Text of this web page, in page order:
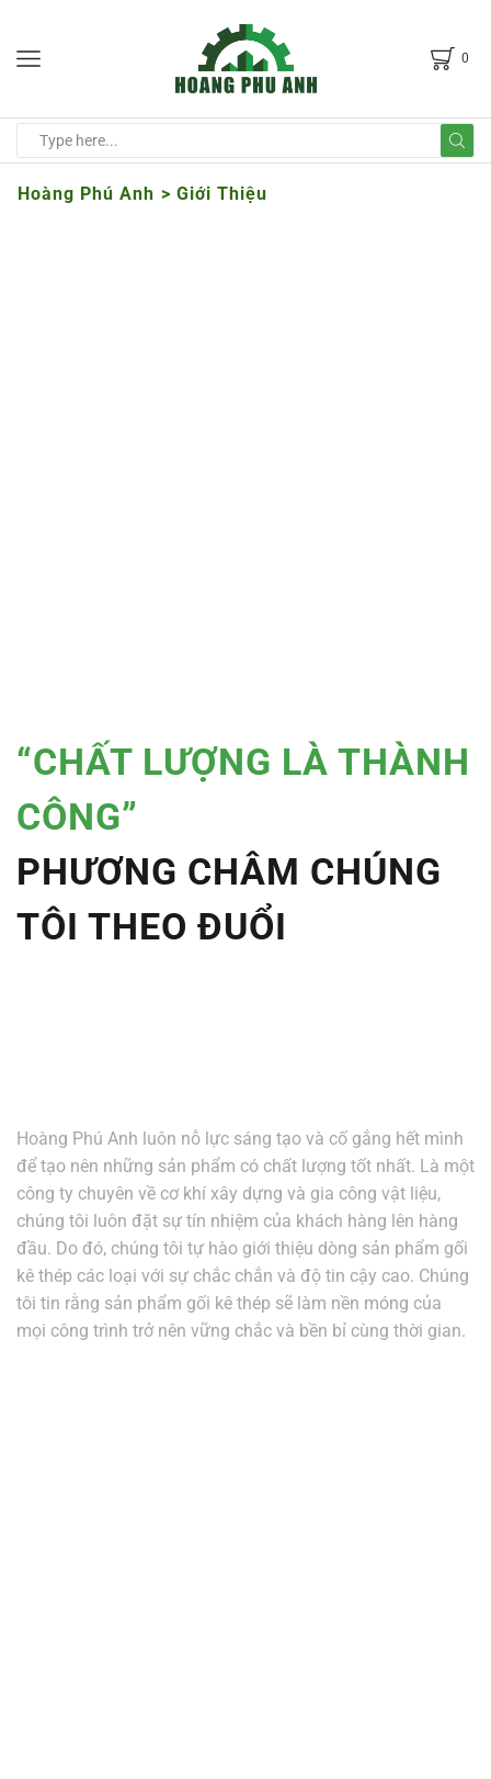
0
Hoàng Phú Anh > Giới Thiệu
“CHẤT LƯỢNG LÀ THÀNH
CÔNG”
PHƯƠNG CHÂM CHÚNG
TÔI THEO ĐUỔI
Hoàng Phú Anh luôn nỗ lực sáng tạo và cố gắng hết mình
để tạo nên những sản phẩm có chất lượng tốt nhất. Là một
công ty chuyên về cơ khí xây dựng và gia công vật liệu,
chúng tôi luôn đặt sự tín nhiệm của khách hàng lên hàng
đầu. Do đó, chúng tôi tự hào giới thiệu dòng sản phẩm gối
kê thép các loại với sự chắc chắn và độ tin cậy cao. Chúng
tôi tin rằng sản phẩm gối kê thép sẽ làm nền móng của
mọi công trình trở nên vững chắc và bền bỉ cùng thời gian.